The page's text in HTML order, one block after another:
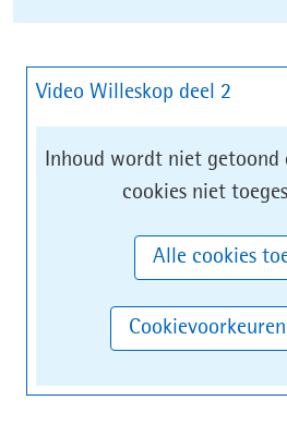
Video Willeskop deel 2
Cookies
toestaan?
Inhoud wordt niet getoond
cookies niet
Hier
deze
Alle cookies